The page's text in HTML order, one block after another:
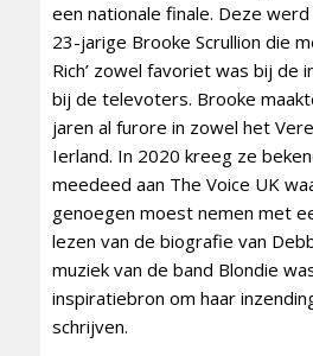
een nationale finale. Deze
23-jarige Brooke Scrullion die
Rich’ zowel favoriet was bij de
bij de televoters. Brooke
jaren al furore in zowel het
Ierland. In 2020 kreeg ze
meedeed aan The Voice UK
genoegen moest nemen met
lezen van de biografie van
muziek van de band Blondie
inspiratiebron om haar inzending
schrijven.